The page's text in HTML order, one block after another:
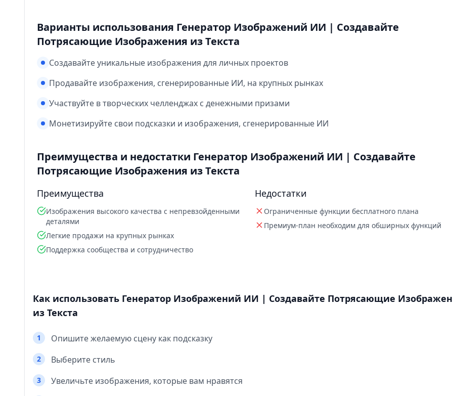
Варианты использования Генератор Изображений ИИ | Создавайте
Потрясающие Изображения из Текста
Создавайте уникальные изображения для личных проектов
Продавайте изображения, сгенерированные ИИ, на крупных рынках
Участвуйте в творческих челленджах с денежными призами
Монетизируйте свои подсказки и изображения, сгенерированные ИИ
Преимущества и недостатки Генератор Изображений ИИ | Создавайте
Потрясающие Изображения из Текста
Преимущества
Изображения высокого качества с непревзойденными
деталями
Легкие продажи на крупных рынках
Поддержка сообщества и сотрудничество
Недостатки
Ограниченные функции бесплатного плана
Премиум-план необходим для обширных функций
Как использовать Генератор Изображений ИИ | Создавайте Потрясающие
из Текста
1 Опишите желаемую сцену как подсказку
2 Выберите стиль
3 Увеличьте изображения, которые вам нравятся